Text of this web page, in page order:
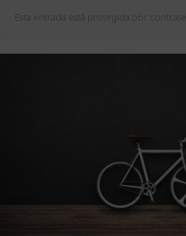
Esta entrada está protegida por